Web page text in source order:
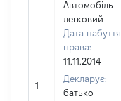
1
Автомобіль
легковий
Дата набуття
права:
11.11.2014
Декларує:
батько